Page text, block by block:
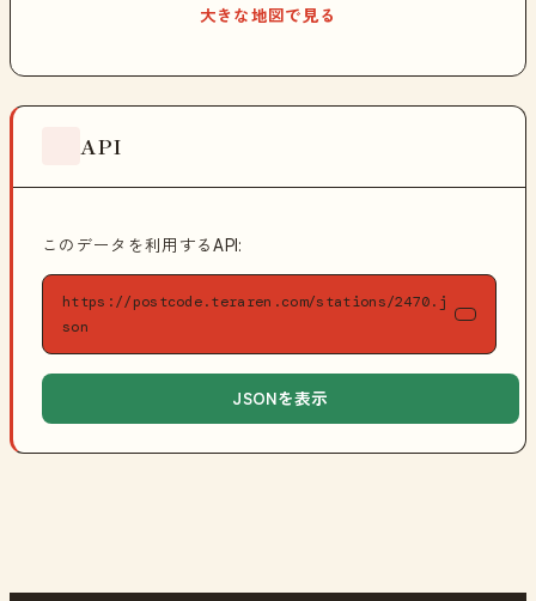
大きな地図で見る
API
このデータを利用するAPI:
https://postcode.teraren.com/stations/2470.j
son
JSONを表示